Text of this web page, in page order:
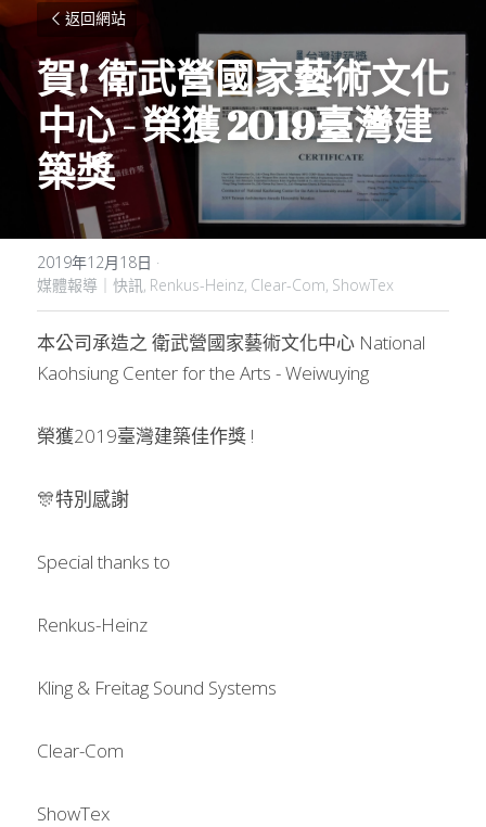
返回網站
賀! 衛武營國家藝術文化
中心 - 榮獲 2019臺灣建
築獎
2019年12月18日 ·
媒體報導｜快訊, Renkus-Heinz, Clear-Com, ShowTex
本公司承造之 衛武營國家藝術文化中心 National
Kaohsiung Center for the Arts - Weiwuying
榮獲2019臺灣建築佳作獎 !
🎊特別感謝
Special thanks to
Renkus-Heinz
Kling & Freitag Sound Systems
Clear-Com
ShowTex